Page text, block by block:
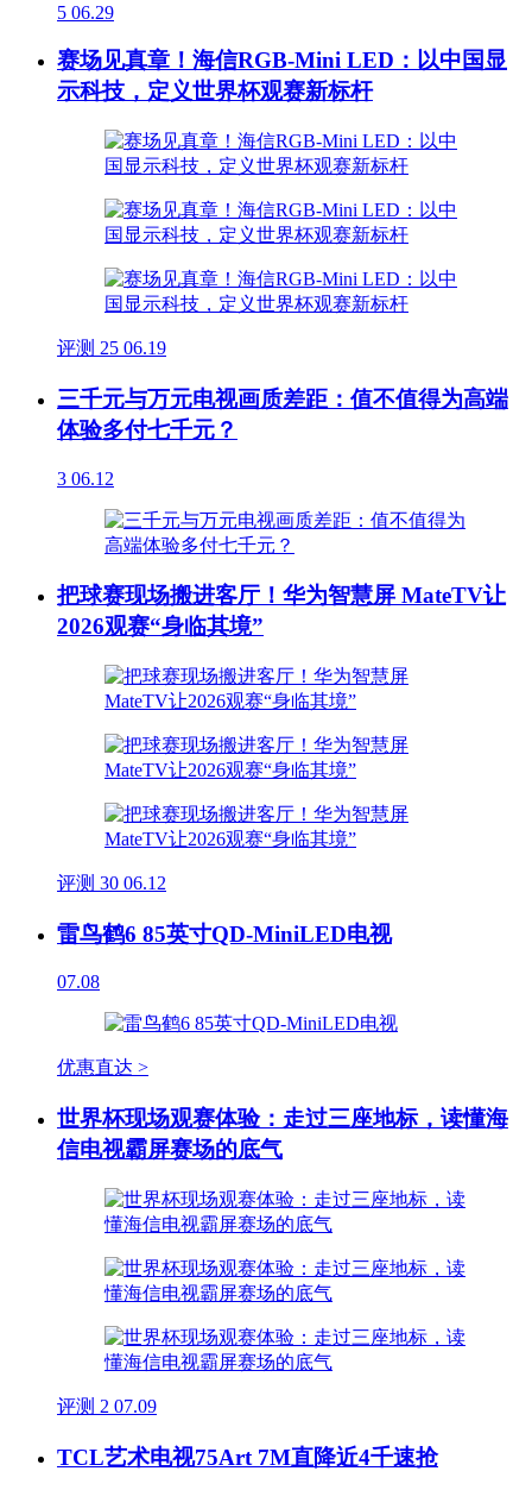
5 06.29
赛场见真章！海信RGB-Mini LED：以中国显
示科技，定义世界杯观赛新标杆
评测 25 06.19
三千元与万元电视画质差距：值不值得为高端
体验多付七千元？
3 06.12
把球赛现场搬进客厅！华为智慧屏 MateTV让
2026观赛“身临其境”
评测 30 06.12
雷鸟鹤6 85英寸QD-MiniLED电视
07.08
优惠直达 >
世界杯现场观赛体验：走过三座地标，读懂海
信电视霸屏赛场的底气
评测 2 07.09
TCL艺术电视75Art 7M直降近4千速抢